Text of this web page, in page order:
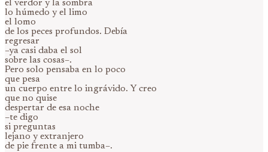
el verdor y la sombra
lo húmedo y el limo
el lomo
de los peces profundos. Debía
regresar
–ya casi daba el sol
sobre las cosas–.
Pero solo pensaba en lo poco
que pesa
un cuerpo entre lo ingrávido. Y creo
que no quise
despertar de esa noche
–te digo
si preguntas
lejano y extranjero
de pie frente a mi tumba–.